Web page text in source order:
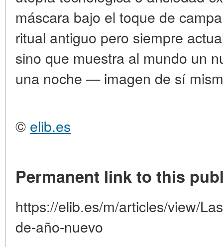
máscara bajo el toque de
ritual antiguo pero siempre
sino que muestra al mundo un
una noche — imagen de sí
© elib.es
Permanent link to this
https://elib.es/m/articles/view/
de-año-nuevo